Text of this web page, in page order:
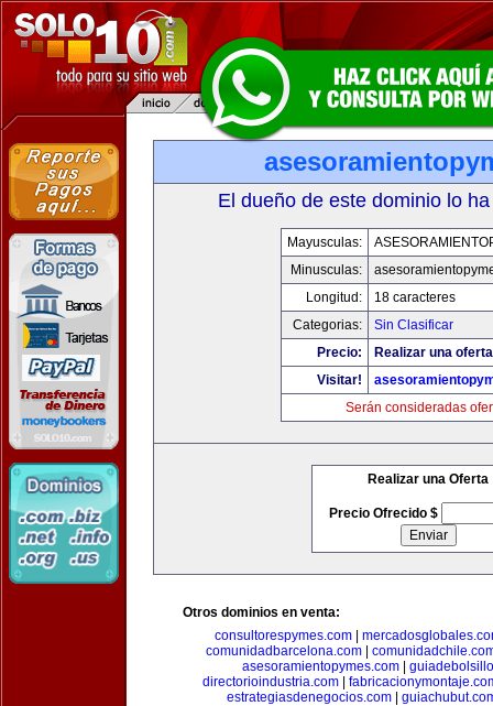
El dueño de este dominio lo
Mayusculas:
Minusculas:
Longitud:
18 caracteres
Categorias:
Sin Clasificar
Precio:
Realizar una
Visitar!
Serán consideradas
Realizar una Oferta
Precio Ofrecido $
Otros dominios en venta:
consultorespymes.com
comunidadbarcelona.com|
asesoramientopymes.com
directorioindustria.com|
estrategiasdenegocios.com